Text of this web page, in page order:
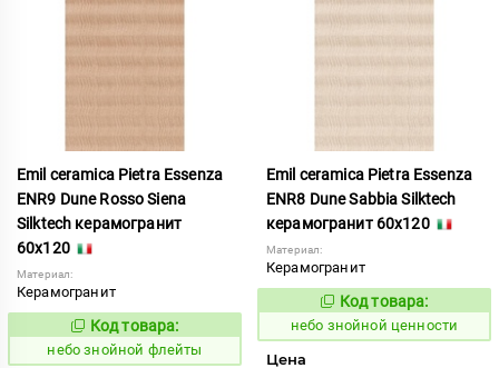
Emil ceramica Pietra Essenza
ENR9 Dune Rosso Siena
Silktech керамогранит
60x120
Материал:
Керамогранит
1113491
Код товара:
небо знойной флейты
Emil ceramica Pietra Essenza
ENR8 Dune Sabbia Silktech
керамогранит 60x120
Материал:
Керамогранит
1113492
Код товара:
небо знойной ценности
Цена